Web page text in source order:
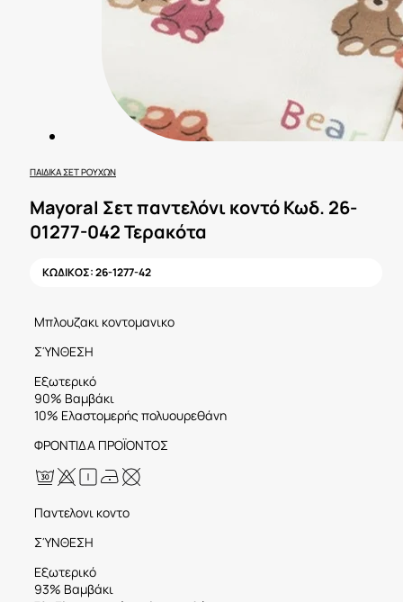
ΠΑΙΔΙΚΆ ΣΕΤ ΡΟΎΧΩΝ
Mayoral Σετ παντελόνι κοντό Κωδ. 26-
01277-042 Τερακότα
ΚΩΔΙΚΟΣ:26-1277-42
Μπλουζακι κοντομανικο
ΣΎΝΘΕΣΗ
Εξωτερικό
90% Βαμβάκι
10% Ελαστομερής πολυουρεθάνη
ΦΡΟΝΤΙΔΑ ΠΡΟΪΟΝΤΟΣ
Παντελονι κοντο
ΣΎΝΘΕΣΗ
Εξωτερικό
93% Βαμβάκι